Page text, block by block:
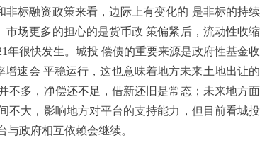
标融资政策来看，边际上有变化的 是非标的持续
场更多的担心的是货币政 策偏紧后，流动性收缩
年很快发生。城投 偿债的重要来源是政府性基金收
速会 平稳运行，这也意味着地方未来土地出让的
不多，净偿还不足，借新还旧是常态；未来地方面
不大，影响地方对平台的支持能力，但目前看城投
政府相互依赖会继续。